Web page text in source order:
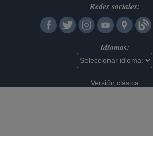
Redes sociales:
Idiomas:
Versión clásica